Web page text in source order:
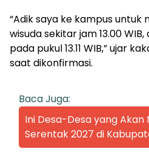
“Adik saya ke kampus untuk
wisuda sekitar jam 13.00
pada pukul 13.11 WIB,” ujar
saat dikonfirmasi.
Baca Juga:
Ini Desa-Desa yang Akan
Serentak 2027 di